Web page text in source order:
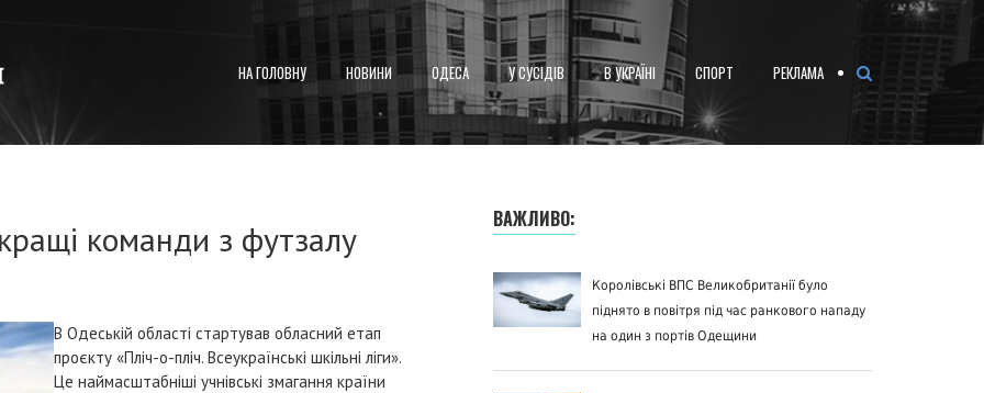
НА ГОЛОВНУ НОВИНИ ОДЕСА У СУСІДІВ В УКРАЇНІ СПОРТ РЕКЛАМА
команди з футзалу
В Одеській області стартував обласний етап
проєкту «Пліч-о-пліч. Всеукраїнські шкільні ліги».
Це наймасштабніші учнівські змагання країни
ВАЖЛИВО:
Королівські ВПС Великобританії було
піднято в повітря під час ранкового нападу
на один з портів Одещини